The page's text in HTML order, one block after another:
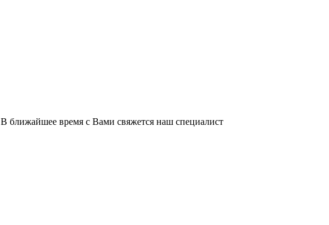
ближайшее время с Вами свяжется наш специалист